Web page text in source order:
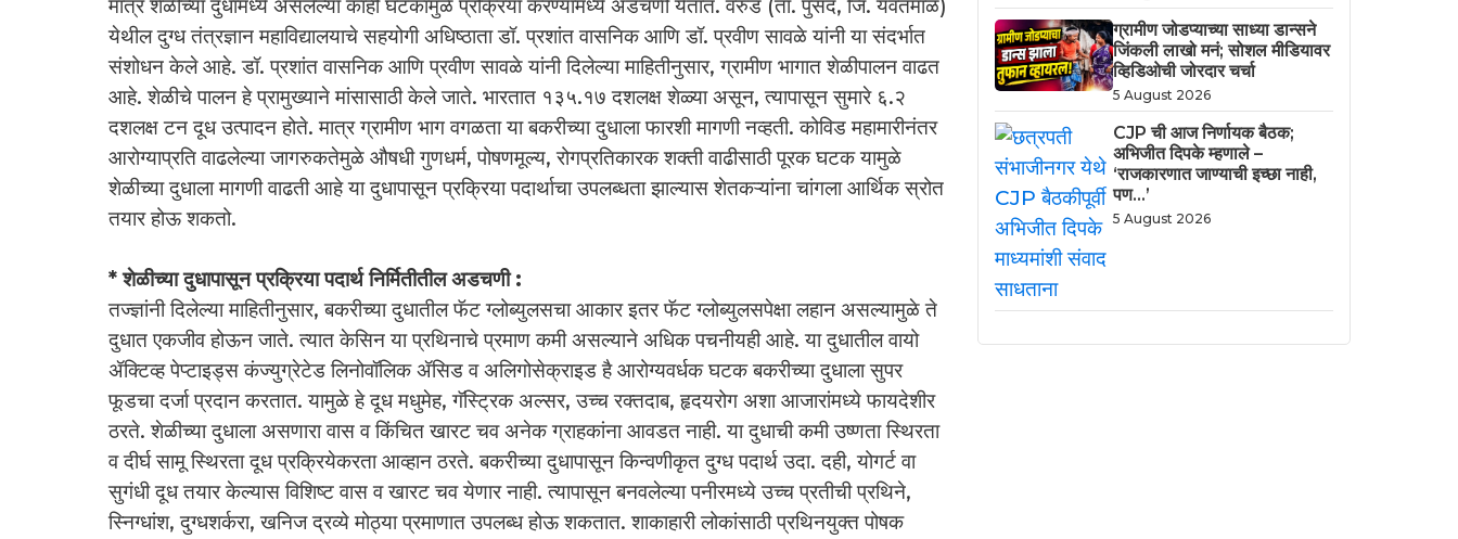
मात्र शेळीच्या दुधामध्ये असलेल्या काही घटकांमुळे प्रक्रिया करण्यामध्ये अडचणी येतात. वरुड (ता. पुसद, जि. यवतमाळ)
येथील दुग्ध तंत्रज्ञान महाविद्यालयाचे सहयोगी अधिष्ठाता डॉ. प्रशांत वासनिक आणि डॉ. प्रवीण सावळे यांनी या संदर्भात
संशोधन केले आहे. डॉ. प्रशांत वासनिक आणि प्रवीण सावळे यांनी दिलेल्या माहितीनुसार, ग्रामीण भागात शेळीपालन वाढत
आहे. शेळीचे पालन हे प्रामुख्याने मांसासाठी केले जाते. भारतात १३५.१७ दशलक्ष शेळ्या असून, त्यापासून सुमारे ६.२
दशलक्ष टन दूध उत्पादन होते. मात्र ग्रामीण भाग वगळता या बकरीच्या दुधाला फारशी मागणी नव्हती. कोविड महामारीनंतर
आरोग्याप्रति वाढलेल्या जागरुकतेमुळे औषधी गुणधर्म, पोषणमूल्य, रोगप्रतिकारक शक्ती वाढीसाठी पूरक घटक यामुळे
शेळीच्या दुधाला मागणी वाढती आहे या दुधापासून प्रक्रिया पदार्थाचा उपलब्धता झाल्यास शेतकऱ्यांना चांगला आर्थिक स्रोत
तयार होऊ शकतो.
* शेळीच्या दुधापासून प्रक्रिया पदार्थ निर्मितीतील अडचणी :
तज्ज्ञांनी दिलेल्या माहितीनुसार, बकरीच्या दुधातील फॅट ग्लोब्युलसचा आकार इतर फॅट ग्लोब्युलसपेक्षा लहान असल्यामुळे ते
दुधात एकजीव होऊन जाते. त्यात केसिन या प्रथिनाचे प्रमाण कमी असल्याने अधिक पचनीयही आहे. या दुधातील वायो
ॲक्टिव्ह पेप्टाइड्स कंज्युग्रेटेड लिनोवॉलिक ॲसिड व अलिगोसेक्राइड है आरोग्यवर्धक घटक बकरीच्या दुधाला सुपर
फूडचा दर्जा प्रदान करतात. यामुळे हे दूध मधुमेह, गॅस्ट्रिक अल्सर, उच्च रक्तदाब, हृदयरोग अशा आजारांमध्ये फायदेशीर
ठरते. शेळीच्या दुधाला असणारा वास व किंचित खारट चव अनेक ग्राहकांना आवडत नाही. या दुधाची कमी उष्णता स्थिरता
व दीर्घ सामू स्थिरता दूध प्रक्रियेकरता आव्हान ठरते. बकरीच्या दुधापासून किन्वणीकृत दुग्ध पदार्थ उदा. दही, योगर्ट वा
सुगंधी दूध तयार केल्यास विशिष्ट वास व खारट चव येणार नाही. त्यापासून बनवलेल्या पनीरमध्ये उच्च प्रतीची प्रथिने,
स्निग्धांश, दुग्धशर्करा, खनिज द्रव्ये मोठ्या प्रमाणात उपलब्ध होऊ शकतात. शाकाहारी लोकांसाठी प्रथिनयुक्त पोषक
ग्रामीण जोडप्याच्या साध्या डान्सने
जिंकली लाखो मनं; सोशल मीडियावर
व्हिडिओची जोरदार चर्चा
5 August 2026
CJP ची आज निर्णायक बैठक;
अभिजीत दिपके म्हणाले –
‘राजकारणात जाण्याची इच्छा नाही,
पण…’
5 August 2026